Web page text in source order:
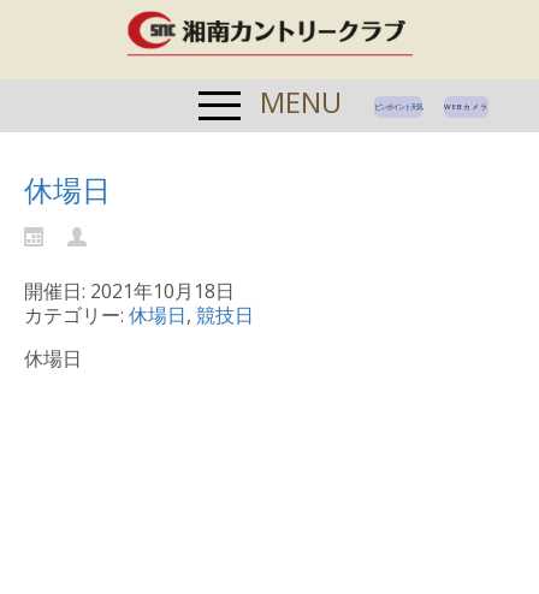
ピンポイント天気 WEBカメラ
MENU
休場日
開催日: 2021年10月18日
カテゴリー: 休場日, 競技日
休場日